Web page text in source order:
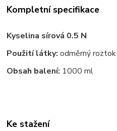
Kompletní specifikace
Kyselina sírová 0.5 N
Použití látky: odměrný
Obsah balení: 1000 ml
Ke stažení